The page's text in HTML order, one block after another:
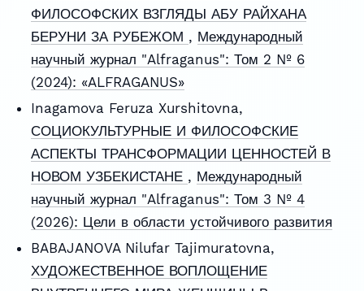
ФИЛОСОФСКИХ ВЗГЛЯДЫ АБУ РАЙХАНА
БЕРУНИ ЗА РУБЕЖОМ , Международный
научный журнал "Alfraganus": Том 2 № 6
(2024): «ALFRAGANUS»
Inagamova Feruza Xurshitovna,
СОЦИОКУЛЬТУРНЫЕ И ФИЛОСОФСКИЕ
АСПЕКТЫ ТРАНСФОРМАЦИИ ЦЕННОСТЕЙ В
НОВОМ УЗБЕКИСТАНЕ , Международный
научный журнал "Alfraganus": Том 3 № 4
(2026): Цели в области устойчивого развития
BABAJANOVA Nilufar Tajimuratovna,
ХУДОЖЕСТВЕННОЕ ВОПЛОЩЕНИЕ